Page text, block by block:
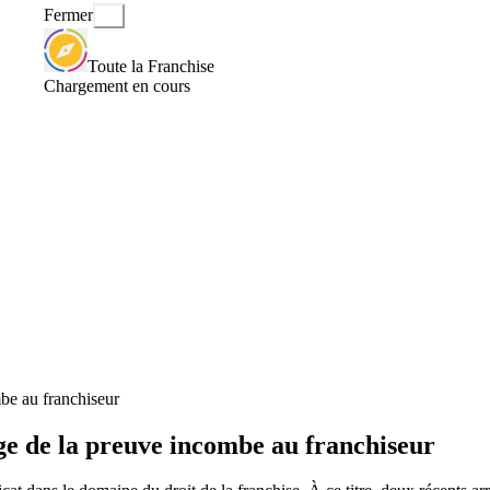
Fermer
Toute la Franchise
Chargement en cours
au franchiseur
de la preuve incombe au franchiseur